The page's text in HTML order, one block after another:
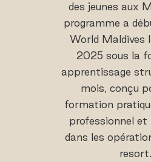
des jeunes aux
programme a
World Maldives
2025 sous la
apprentissage
mois, conçu
formation
professionnel et
dans les
resort.